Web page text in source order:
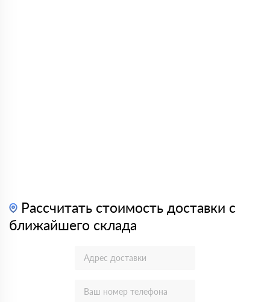
Рассчитать стоимость доставки с
ближайшего склада